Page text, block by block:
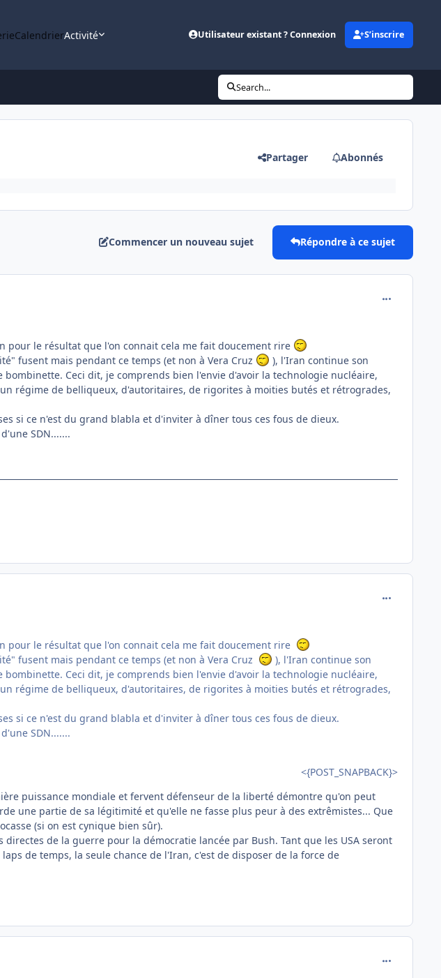
CalendrierActivité Utilisateur existant ? Connexion S’inscrire
Search...
Partager Abonnés
Commencer un nouveau sujet Répondre à ce sujet
pour le résultat que l'on connait cela me fait doucement rire
fusent mais pendant ce temps (et non à Vera Cruz
), l'Iran continue son
Ceci dit, je comprends bien l'envie d'avoir la technologie nucléaire,
régime de belliqueux, d'autoritaires, de rigorites à moities butés et rétrogrades,
si ce n'est du grand blabla et d'inviter à dîner tous ces fous de dieux.
SDN.......
pour le résultat que l'on connait cela me fait doucement rire
fusent mais pendant ce temps (et non à Vera Cruz
), l'Iran continue son
Ceci dit, je comprends bien l'envie d'avoir la technologie nucléaire,
régime de belliqueux, d'autoritaires, de rigorites à moities butés et rétrogrades,
si ce n'est du grand blabla et d'inviter à dîner tous ces fous de dieux.
SDN.......
<{POST_SNAPBACK}>
puissance mondiale et fervent défenseur de la liberté démontre qu'on peut
une partie de sa légitimité et qu'elle ne fasse plus peur à des extrêmistes... Que
(si on est cynique bien sûr).
de la guerre pour la démocratie lancée par Bush. Tant que les USA seront
de temps, la seule chance de l'Iran, c'est de disposer de la force de